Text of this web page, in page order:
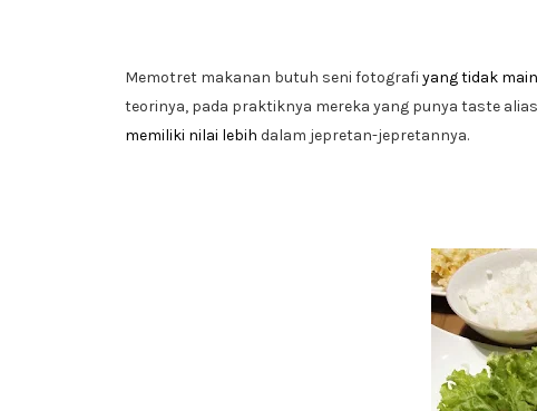
Memotret makanan butuh seni fotografi yang tidak
teorinya, pada praktiknya mereka yang punya taste
memiliki nilai lebih dalam jepretan-jepretannya.